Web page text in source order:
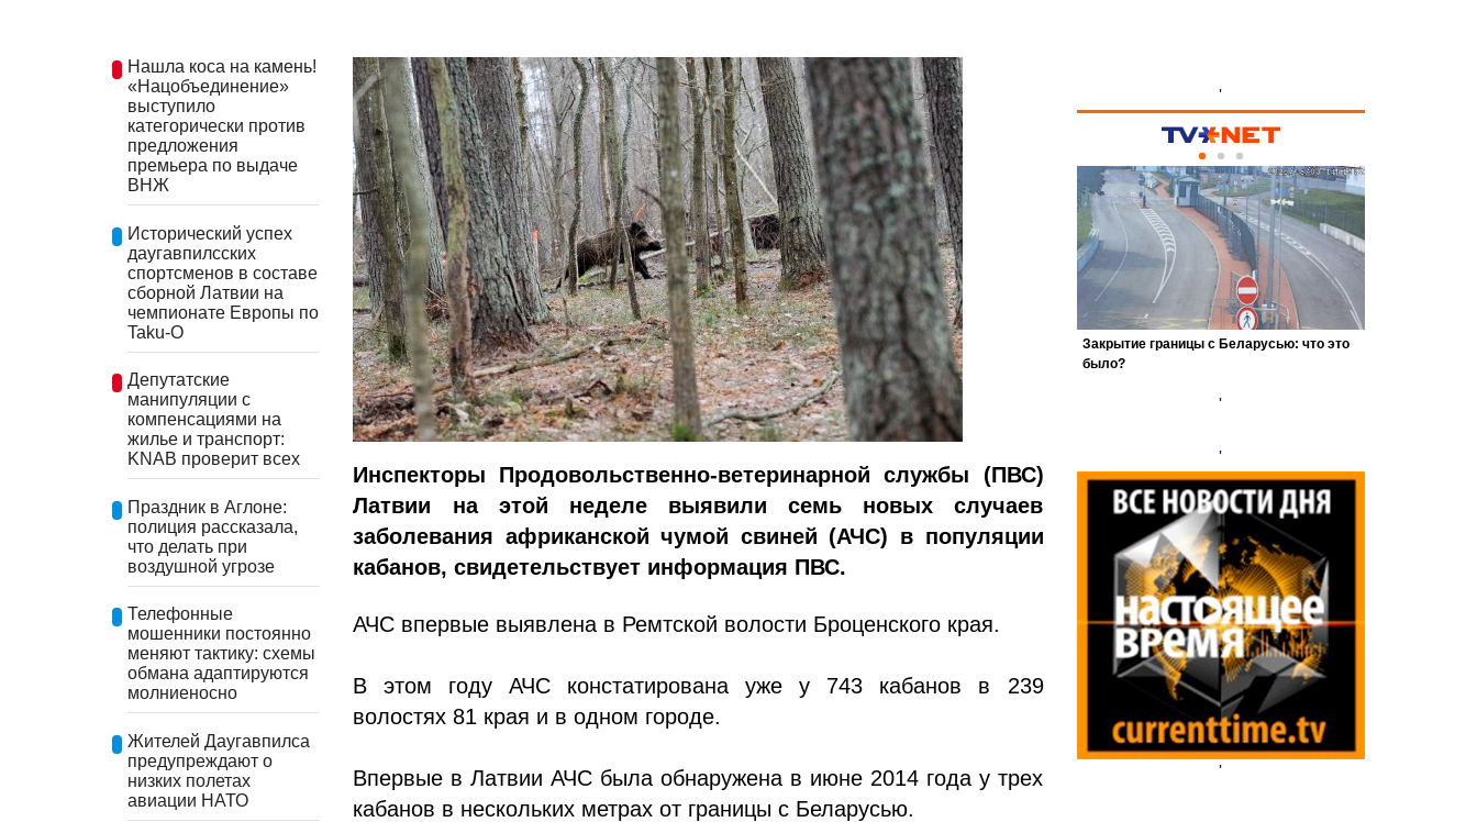
Нашла коса на камень!
«Нацобъединение»
выступило
категорически против
предложения
премьера по выдаче
ВНЖ
Исторический успех
даугавпилсских
спортсменов в составе
сборной Латвии на
чемпионате Европы по
Taku-O
Депутатские
манипуляции с
компенсациями на
жилье и транспорт:
KNAB проверит всех
Праздник в Аглоне:
полиция рассказала,
что делать при
воздушной угрозе
Телефонные
мошенники постоянно
меняют тактику: схемы
обмана адаптируются
молниеносно
Жителей Даугавпилса
предупреждают о
низких полетах
авиации НАТО
Инспекторы Продовольственно-ветеринарной службы (ПВС)
Латвии на этой неделе выявили семь новых случаев
заболевания африканской чумой свиней (АЧС) в популяции
кабанов, свидетельствует информация ПВС.
АЧС впервые выявлена в Ремтской волости Броценского края.
В этом году АЧС констатирована уже у 743 кабанов в 239
волостях 81 края и в одном городе.
Впервые в Латвии АЧС была обнаружена в июне 2014 года у трех
кабанов в нескольких метрах от границы с Беларусью.
'
'
'
'